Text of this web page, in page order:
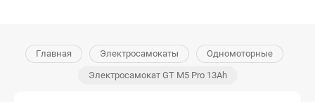
Главная Электросамокаты Одномоторные
Электросамокат GT M5 Pro 13Ah